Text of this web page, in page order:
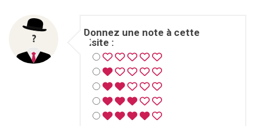
Donnez une note à cette
visite :